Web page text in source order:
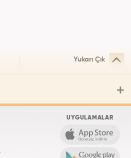
Yukarı Çık
UYGULAMALAR